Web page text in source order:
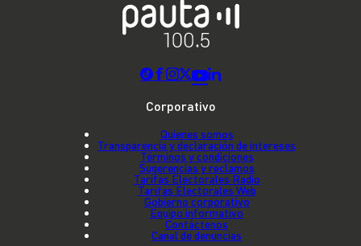
Corporativo
Quienes somos
Transparencia y declaración de intereses
Términos y condiciones
Sugerencias y reclamos
Tarifas Electorales Radio
Tarifas Electorales Web
Gobierno corporativo
Equipo informativo
Contáctenos
Canal de denuncias